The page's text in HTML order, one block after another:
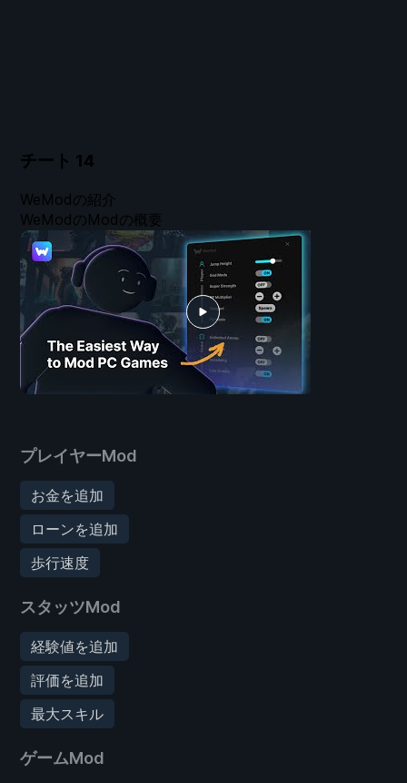
チート 14
プレイヤーMod
お金を追加
ローンを追加
歩行速度
スタッツMod
経験値を追加
評価を追加
最大スキル
ゲームMod
WeModの紹介
WeModのModの概要